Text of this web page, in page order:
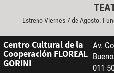
Estreno Viernes 7 de Agosto.
Centro Cultural de la
Cooperación FLOREAL
GORINI
Av.
011